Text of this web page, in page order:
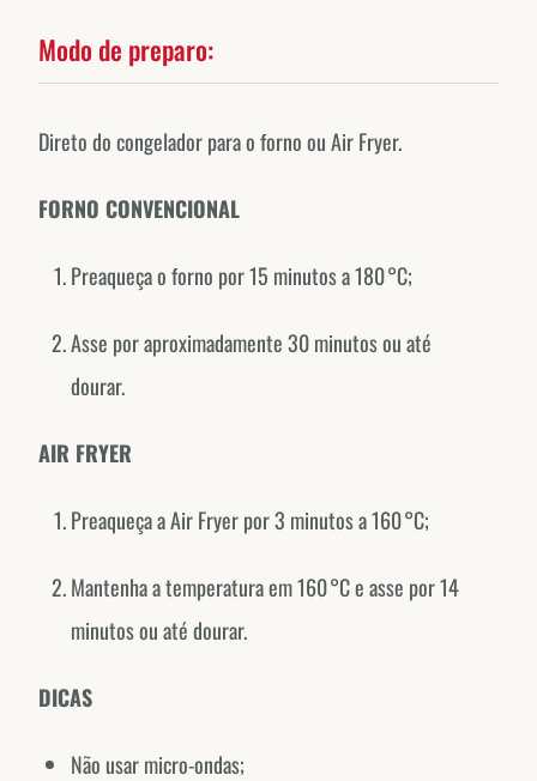
Modo de preparo:
Direto do congelador para o forno ou Air Fryer.
FORNO CONVENCIONAL
Preaqueça o forno por 15 minutos a 180 °C;
Asse por aproximadamente 30 minutos ou até
dourar.
AIR FRYER
Preaqueça a Air Fryer por 3 minutos a 160 °C;
Mantenha a temperatura em 160 °C e asse por 14
minutos ou até dourar.
DICAS
Não usar micro-ondas;
Forno de Minas around the world.
EXPLORE OUR COUNTRY-SPECIFIC PROFILES
@fornodeminascanada
@fornodeminasusa
México
@fornodeminasmexico
@fornodeminasuruguay